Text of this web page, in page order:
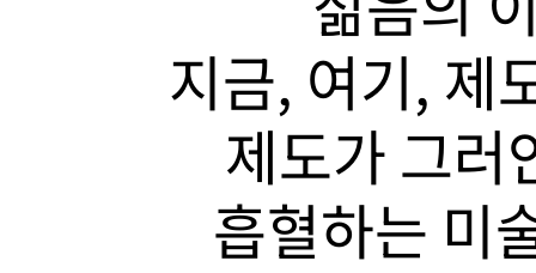
지금, 여기, 제
제도가 그러
흡혈하는 미